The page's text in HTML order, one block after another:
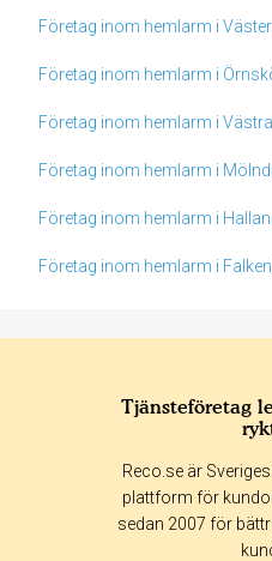
Företag inom hemlarm i
Företag inom hemlarm i
Företag inom hemlarm i
Företag inom hemlarm i
Företag inom hemlarm i
Företag inom hemlarm i
365 dagar
Tjänsteföretag
Reco.se är
plattform för
sedan 2007 för